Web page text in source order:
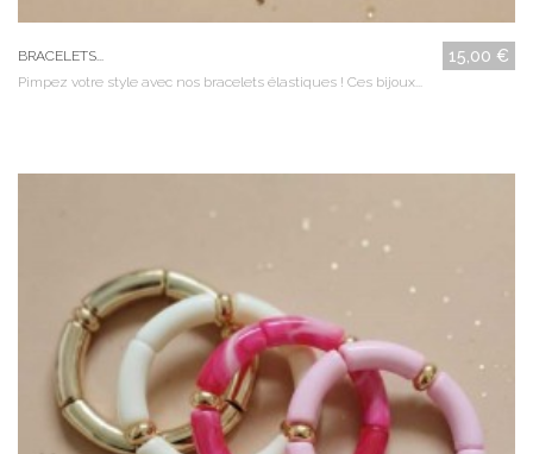
BRACELETS... 15,00 €
Pimpez votre style avec nos bracelets élastiques ! Ces bijoux...